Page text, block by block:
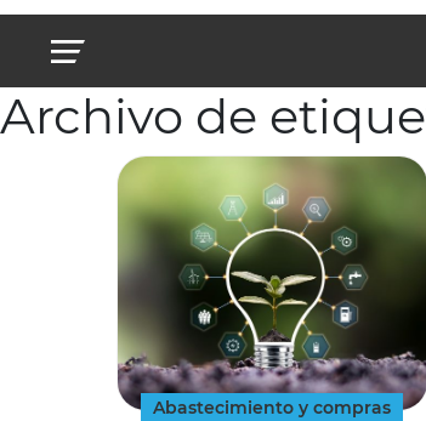
Archivo de
Abastecimiento y compras